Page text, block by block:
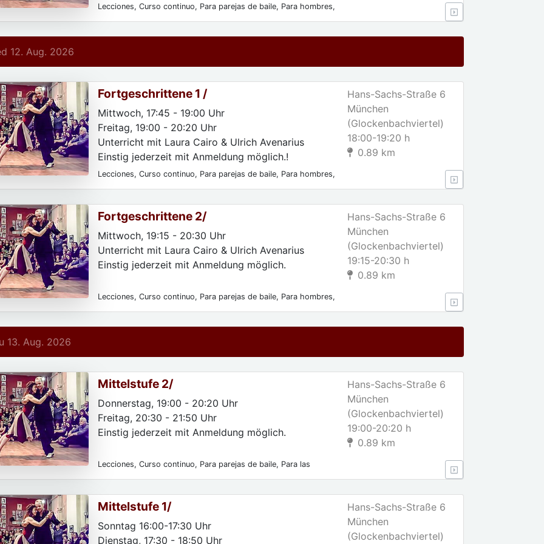
Lecciones, Curso continuo, Para parejas de baile, Para hombres,
12. Aug. 2026
Fortgeschrittene 1 /
Mittwoch, 17:45 - 19:00 Uhr
Freitag, 19:00 - 20:20 Uhr
Unterricht mit Laura Cairo & Ulrich Avenarius
Einstig jederzeit mit Anmeldung möglich.!
Lecciones, Curso continuo, Para parejas de baile, Para hombres,
Hans-Sachs-Straße 6
München
(Glockenbachviertel)
18:00-19:20 h
0.89 km
Fortgeschrittene 2/
Mittwoch, 19:15 - 20:30 Uhr
Unterricht mit Laura Cairo & Ulrich Avenarius
Einstig jederzeit mit Anmeldung möglich.
Lecciones, Curso continuo, Para parejas de baile, Para hombres,
Hans-Sachs-Straße 6
München
(Glockenbachviertel)
19:15-20:30 h
0.89 km
13. Aug. 2026
Mittelstufe 2/
Donnerstag, 19:00 - 20:20 Uhr
Freitag, 20:30 - 21:50 Uhr
Einstig jederzeit mit Anmeldung möglich.
Lecciones, Curso continuo, Para parejas de baile, Para las
Hans-Sachs-Straße 6
München
(Glockenbachviertel)
19:00-20:20 h
0.89 km
Mittelstufe 1/
Sonntag 16:00-17:30 Uhr
Dienstag, 17:30 - 18:50 Uhr
Hans-Sachs-Straße 6
München
(Glockenbachviertel)